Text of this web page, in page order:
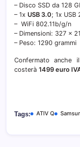
– Disco SSD da 128
– 1x USB 3.0; 1x USB
– WiFi 802.11b/g/n
– Dimensioni: 327 x
– Peso: 1290 grammi
Confermato anche
costerà 1499 euro
Tags: ATIV Q